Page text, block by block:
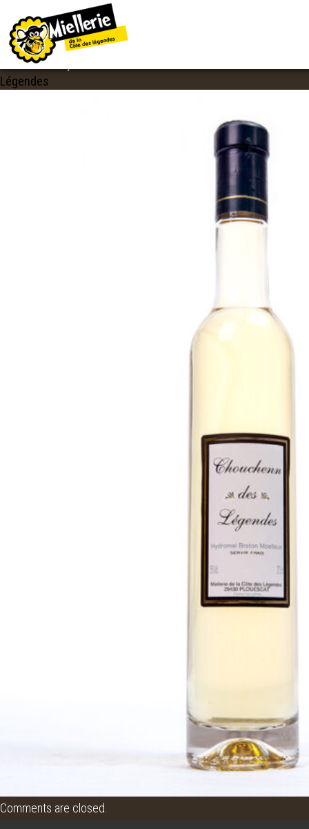
IMAGE NAVIGATION
CHOUCHENN DES LÉGENDES
Published
Légendes
Comments are closed.